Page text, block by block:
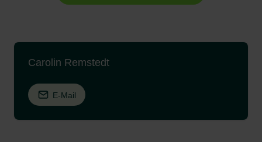
Carolin Remstedt
E-Mail